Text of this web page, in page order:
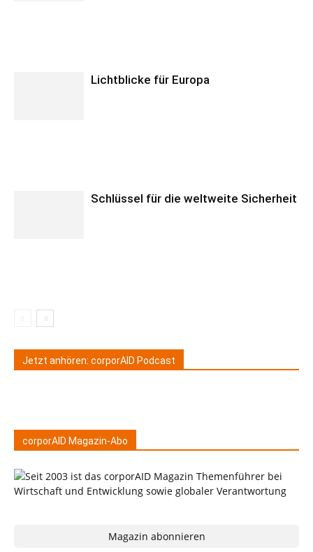
Lichtblicke für Europa
Schlüssel für die weltweite Sicherheit
Jetzt anhören: corporAID Podcast
corporAID Magazin-Abo
Magazin abonnieren